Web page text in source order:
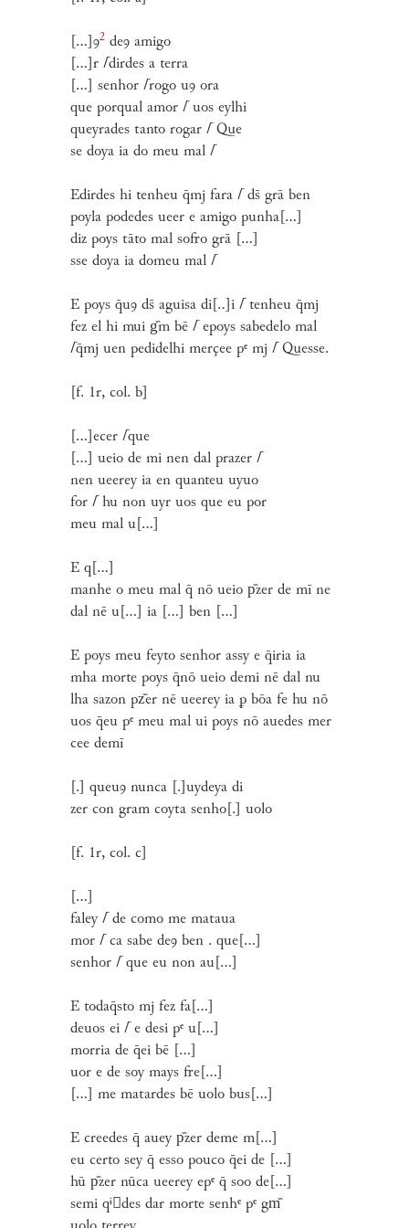
[...]ꝯ2 deꝯ amigo
[...]r⌈dirdes a terra
[...] senhor⌈rogo uꝯ ora
que porqual amor⌈uos eylhi
queyrades tanto rogar⌈Que
se doya ia do meu mal⌈
Edirdes hi tenheu q̄mj fara⌈ ds̄ grā ben
poyla podedes ueer e amigo punha[...]
diz poys tāto mal sofro grā [...]
sse doya ia domeu mal⌈
E poys q̄uꝯ ds̄ aguisa di[..]i⌈ tenheu q̄mj
fez el hi mui g᷈m bē⌈ epoys sabedelo mal
⌈q̄mj uen pedidelhi merçee pᵉ mj⌈ Quesse.
[f. 1r, col. b]
[...]ecer⌈que
[...] ueio de mi nen dal prazer⌈
nen ueerey ia en quanteu uyuo
for⌈ hu non uyr uos que eu por
meu mal u[...]
E q[...]
manhe o meu mal q̄ nō ueio p᷈zer de mī ne
dal nē u[...] ia [...] ben [...]
E poys meu feyto senhor assy e q̄iria ia
mha morte poys q̄nō ueio demi nē dal nu
lha sazon pz᷈er nē ueerey ia ꝑ bōa fe hu nō
uos q̄eu pᵉ meu mal ui poys nō auedes mer
cee demī
[.] queuꝯ nunca [.]uydeya di
zer con gram coyta senho[.] uolo
[f. 1r, col. c]
[...]
faley⌈ de como me mataua
mor⌈ca sabe deꝯ ben . que[...]
senhor⌈que eu non au[...]
E todaq̄sto mj fez fa[...]
deuos ei⌈ e desi pᵉ u[...]
morria de q̄ei bē [...]
uor e de soy mays fre[...]
[...] me matardes bē uolo bus[...]
E creedes q̄ auey p᷈zer deme m[...]
eu certo sey q̄ esso pouco q̄ei de [...]
hū p᷈zer nūca ueerey epᵉ q̄ soo de[...]
semi qⁱdes dar morte senhᵉ pᵉ gm᷈